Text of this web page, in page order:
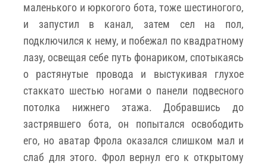
маленького и юркогого бота, тоже шестиногого,
и запустил в канал, затем сел на пол,
подключился к нему, и побежал по квадратному
лазу, освещая себе путь фонариком, спотыкаясь
о растянутые провода и выстукивая глухое
стаккато шестью ногами о панели подвесного
потолка нижнего этажа. Добравшись до
застрявшего бота, он попытался освободить
его, но аватар Фрола оказался слишком мал и
слаб для этого. Фрол вернул его к открытому